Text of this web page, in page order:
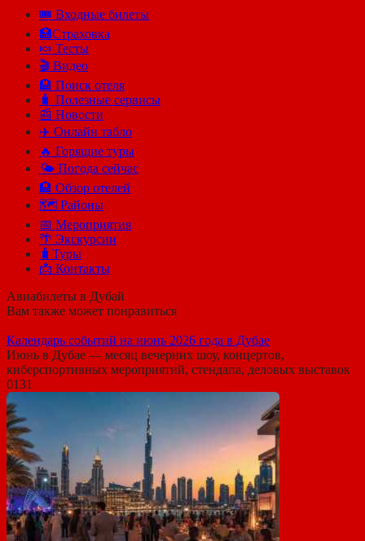
🎟️ Входные билеты
🏥Страховка
🍬 Тесты
🎬 Видео
🏨 Поиск отеля
🧳 Полезные сервисы
📰 Новости
✈️ Онлайн табло
🔥 Горящие туры
🌤️ Погода сейчас
🏨 Обзор отелей
🗺 Районы
📅 Мероприятия
🌴 Экскурсии
🧳Туры
📩 Контакты
Авиабилеты в Дубай
Вам также может понравиться
Календарь событий на июнь 2026 года в Дубае
Июнь в Дубае — месяц вечерних шоу, концертов,
киберспортивных мероприятий, стендапа, деловых выставок
0131